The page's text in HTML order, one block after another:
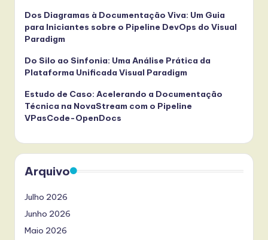
Dos Diagramas à Documentação Viva: Um Guia
para Iniciantes sobre o Pipeline DevOps do Visual
Paradigm
Do Silo ao Sinfonia: Uma Análise Prática da
Plataforma Unificada Visual Paradigm
Estudo de Caso: Acelerando a Documentação
Técnica na NovaStream com o Pipeline
VPasCode-OpenDocs
Arquivo
Julho 2026
Junho 2026
Maio 2026